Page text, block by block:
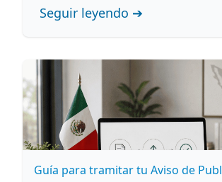
Seguir leyendo ➔
Guía para tramitar tu Aviso de